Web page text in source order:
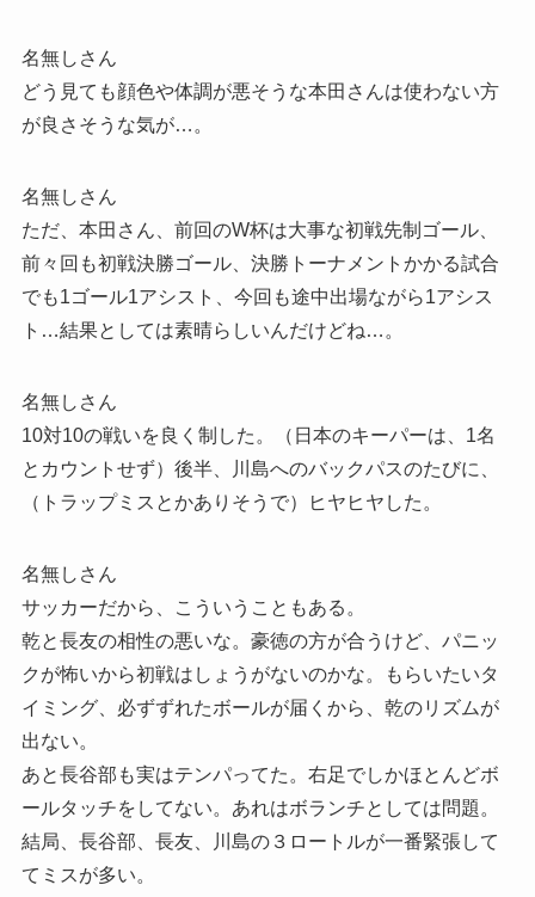
名無しさん
どう見ても顔色や体調が悪そうな本田さんは使わない方
が良さそうな気が…。
名無しさん
ただ、本田さん、前回のW杯は大事な初戦先制ゴール、
前々回も初戦決勝ゴール、決勝トーナメントかかる試合
でも1ゴール1アシスト、今回も途中出場ながら1アシス
ト…結果としては素晴らしいんだけどね…。
名無しさん
10対10の戦いを良く制した。（日本のキーパーは、1名
とカウントせず）後半、川島へのバックパスのたびに、
（トラップミスとかありそうで）ヒヤヒヤした。
名無しさん
サッカーだから、こういうこともある。
乾と長友の相性の悪いな。豪徳の方が合うけど、パニッ
クが怖いから初戦はしょうがないのかな。もらいたいタ
イミング、必ずずれたボールが届くから、乾のリズムが
出ない。
あと長谷部も実はテンパってた。右足でしかほとんどボ
ールタッチをしてない。あれはボランチとしては問題。
結局、長谷部、長友、川島の３ロートルが一番緊張して
てミスが多い。